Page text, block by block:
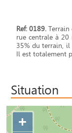
Ref: 0189. Terrain
rue centrale à
35% du terrain, il
Il est totalement
Situation
+